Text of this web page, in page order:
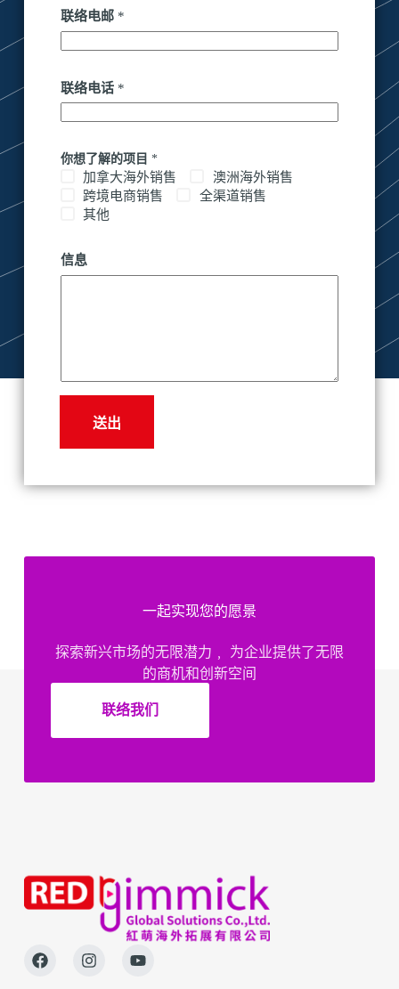
联络电邮 *
联络电话 *
你想了解的项目 *
加拿大海外销售
澳洲海外销售​
跨境电商销售
全渠道销售
其他
信息
送出
一起实现您的愿景
探索新兴市场的无限潜力﹐ 为企业提供了无限
的商机和创新空间
联络我们